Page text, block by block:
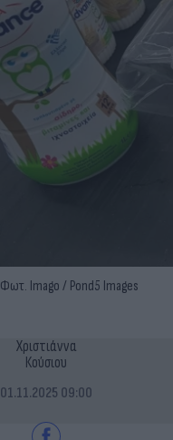
Φωτ. Imago / Pond5 Images
Χριστιάννα
Κούσιου
01.11.2025 09:00